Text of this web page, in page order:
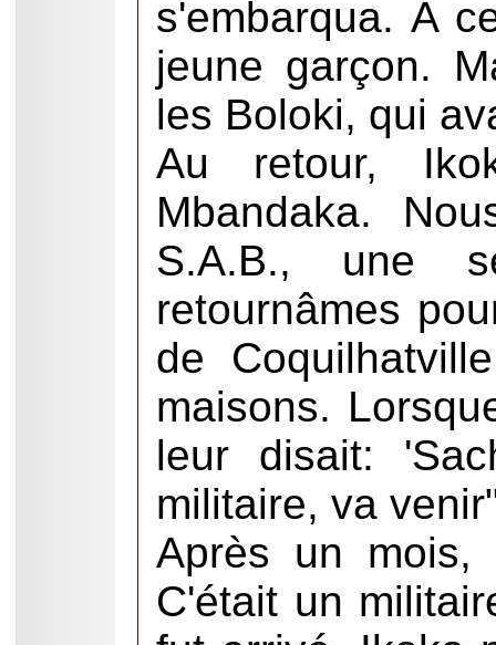
s'embarqua. A
jeune garçon.
les Boloki, qui
Au retour,
Mbandaka.
S.A.B., une
retournâmes
de
maisons.
leur disait:
militaire, va
Après un mois,
C'était un